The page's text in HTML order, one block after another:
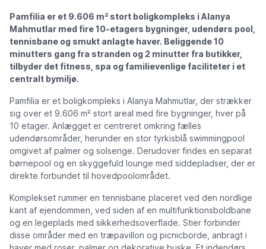
Pamfilia er et 9.606 m² stort boligkompleks i Alanya
Mahmutlar med fire 10-etagers bygninger, udendørs pool,
tennisbane og smukt anlagte haver. Beliggende 10
minutters gang fra stranden og 2 minutter fra butikker,
tilbyder det fitness, spa og familievenlige faciliteter i et
centralt bymiljø.
Pamfilia er et boligkompleks i Alanya Mahmutlar, der strækker
sig over et 9.606 m² stort areal med fire bygninger, hver på
10 etager. Anlægget er centreret omkring fælles
udendørsområder, herunder en stor tyrkisblå swimmingpool
omgivet af palmer og solsenge. Derudover findes en separat
børnepool og en skyggefuld lounge med siddepladser, der er
direkte forbundet til hovedpoolområdet.
Komplekset rummer en tennisbane placeret ved den nordlige
kant af ejendommen, ved siden af en multifunktionsboldbane
og en legeplads med sikkerhedsoverflade. Stier forbinder
disse områder med en træpavillon og picnicborde, anbragt i